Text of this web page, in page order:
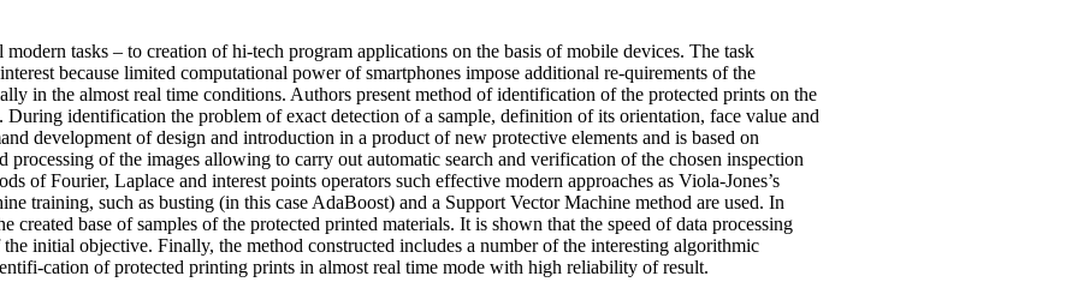
tasks – to creation of hi-tech program applications on the basis of mobile devices. The task
because limited computational power of smartphones impose additional re-quirements of the
in the almost real time conditions. Authors present method of identification of the protected prints on the
During identification the problem of exact detection of a sample, definition of its orientation, face value and
development of design and introduction in a product of new protective elements and is based on
of the images allowing to carry out automatic search and verification of the chosen inspection
of Fourier, Laplace and interest points operators such effective modern approaches as Viola-Jones’s
training, such as busting (in this case AdaBoost) and a Support Vector Machine method are used. In
created base of samples of the protected printed materials. It is shown that the speed of data processing
initial objective. Finally, the method constructed includes a number of the interesting algorithmic
cation of protected printing prints in almost real time mode with high reliability of result.